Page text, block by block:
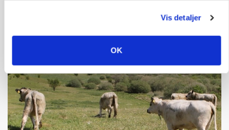
Vis detaljer
OK